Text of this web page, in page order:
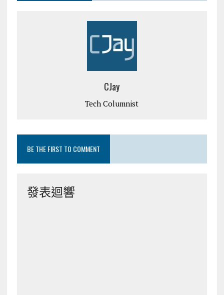
CJay
Tech Columnist
BE THE FIRST TO COMMENT
發表迴響